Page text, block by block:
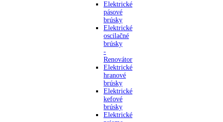
Elektrické
pásové
brúsky
Elektrické
oscilačné
brúsky
-
Renovátor
Elektrické
hranové
brúsky
Elektrické
kefové
brúsky
Elektrické